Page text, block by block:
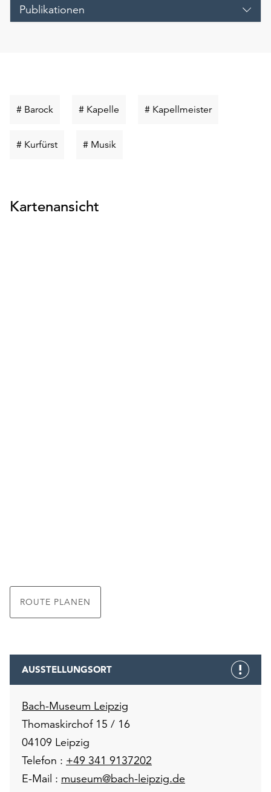
Publikationen
# BarockSchlüsselwort
# Kapelle Schlüsselwort
# KapellmeisterSchlüsselwort
# KurfürstSchlüsselwort
# MusikSchlüsselwort
Kartenansicht
ROUTE PLANEN
AUSSTELLUNGSORT
Bach-Museum Leipzig
Thomaskirchof 15 / 16
04109 Leipzig
Telefon : +49 341 9137202
E-Mail : museum@bach-leipzig.de